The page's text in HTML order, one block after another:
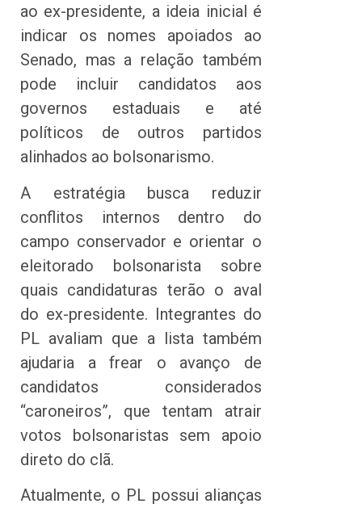
ao ex-presidente, a ideia inicial é
indicar os nomes apoiados ao
Senado, mas a relação também
pode incluir candidatos aos
governos estaduais e até
políticos de outros partidos
alinhados ao bolsonarismo.
A estratégia busca reduzir
conflitos internos dentro do
campo conservador e orientar o
eleitorado bolsonarista sobre
quais candidaturas terão o aval
do ex-presidente. Integrantes do
PL avaliam que a lista também
ajudaria a frear o avanço de
candidatos considerados
“caroneiros”, que tentam atrair
votos bolsonaristas sem apoio
direto do clã.
Atualmente, o PL possui alianças